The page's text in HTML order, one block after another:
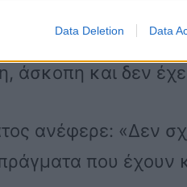
Data Deletion Data
να
καριέρα
άσκοπη και δεν
ανέφερε: «Δεν
που έχουν